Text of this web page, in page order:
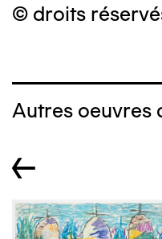
© droits
Autres oeuvres
←